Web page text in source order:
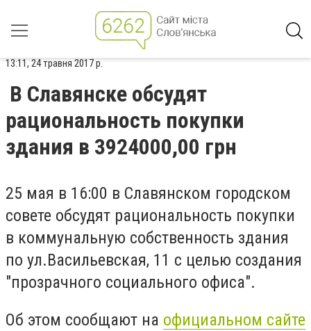
13:11, 24 травня 2017 р.
В Славянске обсудят
рациональность покупки
здания в 3924000,00 грн
25 мая в 16:00 в Славянском городском
совете обсудят рациональность покупки
в коммунальную собственность здания
по ул.Васильевская, 11 с целью создания
"прозрачного социального офиса".
Об этом сообщают на официальном сайте